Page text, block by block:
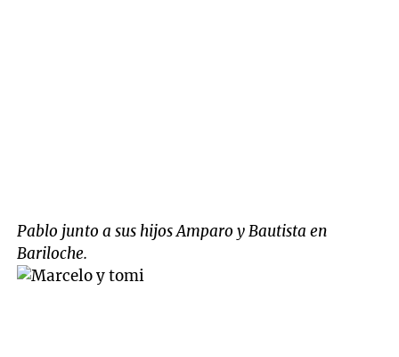
Pablo junto a sus hijos Amparo y Bautista en
Bariloche.